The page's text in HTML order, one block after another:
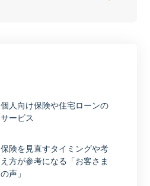
個人向け保険や住宅ローンの
サービス
保険を見直すタイミングや考
え方が参考になる「お客さま
の声」